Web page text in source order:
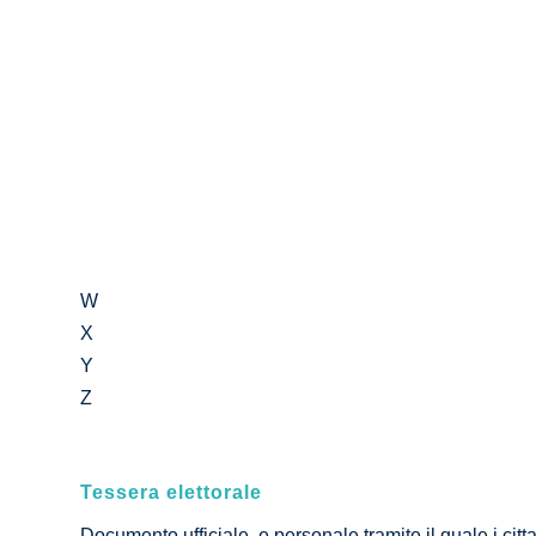
W
X
Y
Z
Tessera elettorale